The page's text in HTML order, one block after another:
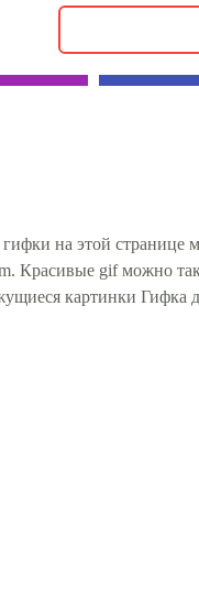
на этой странице
Красивые gif можно
картинки Гифка